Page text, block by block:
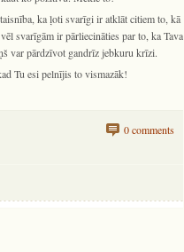
ka ļoti svarīgi ir atklāt citiem to, kā
svarīgām ir pārliecināties par to, ka Tava
var pārdzīvot gandrīz jebkuru krīzi.
Tu esi pelnījis to vismazāk!
0 comments